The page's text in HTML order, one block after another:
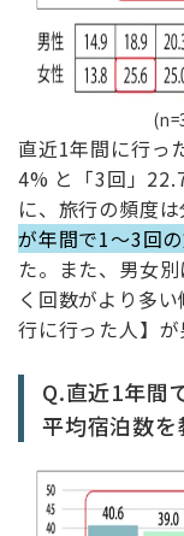
直近1年間に行っ
4% と「3回」
に、旅行の頻度は
が年間で1〜3回
た。また、男女
く回数がより多
行に行った人】
Q.直近1年間
平均宿泊数を